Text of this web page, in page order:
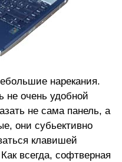
нарекания.
не очень удобной
не сама панель, а
они субьективно
клавишей
всегда, софтверная